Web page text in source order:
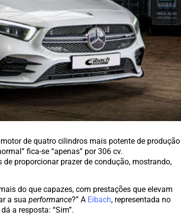
de quatro cilindros mais potente de produção
fica-se “apenas” por 306 cv.
proporcionar prazer de condução, mostrando,
do que capazes, com prestações que elevam
a suaperformance?” A Eibach, representada no
dá a resposta: “Sim”.